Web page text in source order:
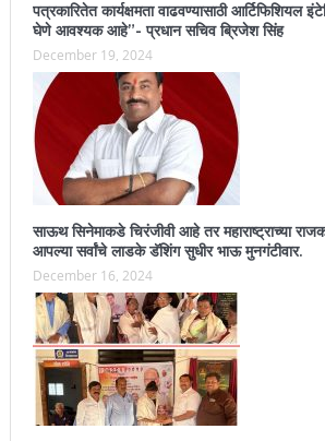
पत्रकारितेत कार्यक्षमता वाढवण्यासाठी
घेणे आवश्यक आहे”- प्रधान सचिव ब्रिजेश सिंह
December 19, 2024
साऊथ सिनेमाकडे चिरंजीवी आहे तर महाराष्ट्राच्या
आपल्या सर्वांचे लाडके डॅशिंग सुधीर भाऊ मुनगंटीवार.
December 16, 2024